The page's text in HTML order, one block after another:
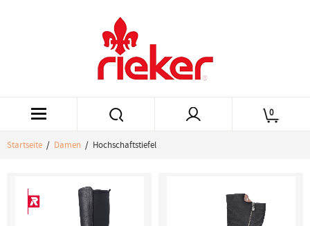
0
Startseite / Damen / Hochschaftstiefel